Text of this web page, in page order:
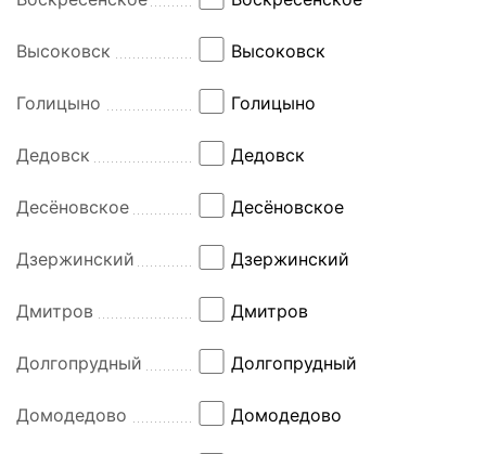
Высоковск Высоковск
Голицыно Голицыно
Дедовск Дедовск
Десёновское Десёновское
Дзержинский Дзержинский
Дмитров Дмитров
Долгопрудный Долгопрудный
Домодедово Домодедово